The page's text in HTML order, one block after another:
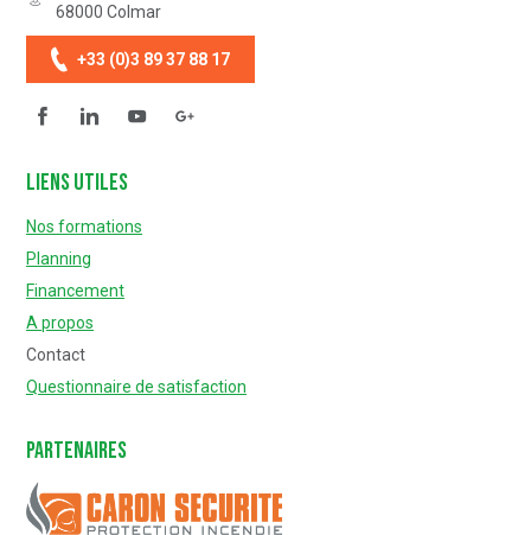
68000 Colmar
+33 (0)3 89 37 88 17
FacebookLinkedinYouTube
Liens utiles
Nos formations
Planning
Financement
A propos
Contact
Questionnaire de satisfaction
Partenaires
Caron Sécurité